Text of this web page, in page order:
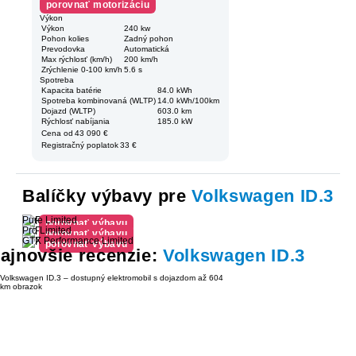
porovnať motorizáciu
Výkon
Výkon
240 kw
Pohon kolies
Zadný pohon
Prevodovka
Automatická
Max rýchlosť (km/h)
200 km/h
Zrýchlenie 0-100 km/h 5.6 s
Spotreba
Kapacita batérie
84.0 kWh
Spotreba kombinovaná (WLTP) 14.0 kWh/100km
Dojazd (WLTP)
603.0 km
Rýchlosť nabíjania
185.0 kW
Cena od 43 090 €
Registračný poplatok 33 €
Balíčky výbavy preVolkswagen ID.3
porovnať výbavu
Pure Limited
porovnať výbavu
Pro Limited
porovnať výbavu
GTX Performance Limited
recenzie:Volkswagen ID.3